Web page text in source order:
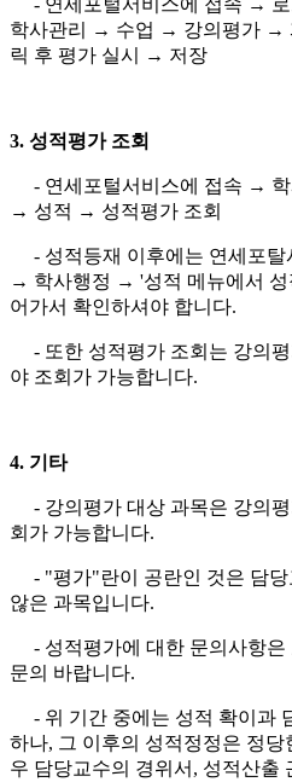
- 연세포털서비스에 접속 →
학사관리 → 수업 → 강의평가 →
릭 후 평가 실시 → 저장
3. 성적평가 조회
- 연세포털서비스에 접속 →
→ 성적 → 성적평가 조회
- 성적등재 이후에는 연세포탈
→ 학사행정 → '성적 메뉴에서 성
어가서 확인하셔야 합니다.
- 또한 성적평가 조회는 강의평
야 조회가 가능합니다.
4. 기타
- 강의평가 대상 과목은 강의
회가 가능합니다.
- "평가"란이 공란인 것은 담당
않은 과목입니다.
- 성적평가에 대한 문의사항은
문의 바랍니다.
- 위 기간 중에는 성적 확이과
하나, 그 이후의 성적정정은 정
우 담당교수의 경위서, 성적산출